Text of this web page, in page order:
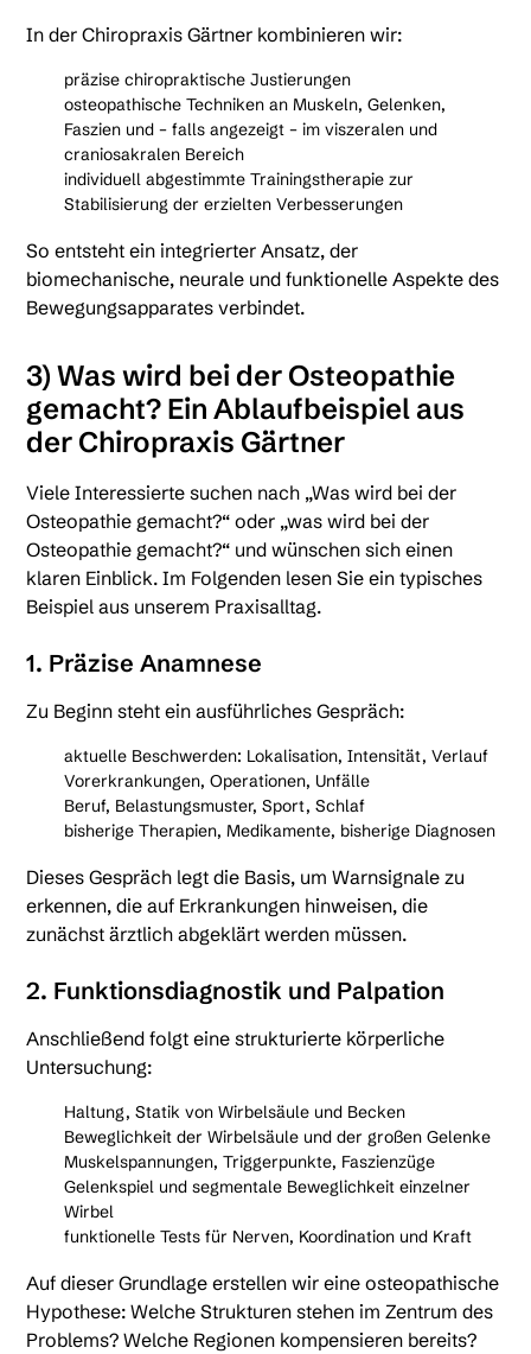
In der Chiropraxis Gärtner kombinieren wir:
präzise chiropraktische Justierungen
osteopathische Techniken an Muskeln, Gelenken,
Faszien und – falls angezeigt – im viszeralen und
craniosakralen Bereich
individuell abgestimmte Trainingstherapie zur
Stabilisierung der erzielten Verbesserungen
So entsteht ein integrierter Ansatz, der
biomechanische, neurale und funktionelle Aspekte des
Bewegungsapparates verbindet.
3) Was wird bei der Osteopathie
gemacht? Ein Ablaufbeispiel aus
der Chiropraxis Gärtner
Viele Interessierte suchen nach „Was wird bei der
Osteopathie gemacht?“ oder „was wird bei der
Osteopathie gemacht?“ und wünschen sich einen
klaren Einblick. Im Folgenden lesen Sie ein typisches
Beispiel aus unserem Praxisalltag.
1. Präzise Anamnese
Zu Beginn steht ein ausführliches Gespräch:
aktuelle Beschwerden: Lokalisation, Intensität, Verlauf
Vorerkrankungen, Operationen, Unfälle
Beruf, Belastungsmuster, Sport, Schlaf
bisherige Therapien, Medikamente, bisherige Diagnosen
Dieses Gespräch legt die Basis, um Warnsignale zu
erkennen, die auf Erkrankungen hinweisen, die
zunächst ärztlich abgeklärt werden müssen.
2. Funktionsdiagnostik und Palpation
Anschließend folgt eine strukturierte körperliche
Untersuchung:
Haltung, Statik von Wirbelsäule und Becken
Beweglichkeit der Wirbelsäule und der großen Gelenke
Muskelspannungen, Triggerpunkte, Faszienzüge
Gelenkspiel und segmentale Beweglichkeit einzelner
Wirbel
funktionelle Tests für Nerven, Koordination und Kraft
Auf dieser Grundlage erstellen wir eine osteopathische
Hypothese: Welche Strukturen stehen im Zentrum des
Problems? Welche Regionen kompensieren bereits?